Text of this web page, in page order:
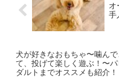
オ
手
犬が好きなおもちゃ〜噛ん
て、投げて楽しく遊ぶ！〜
ダルトまでオススメも紹介！